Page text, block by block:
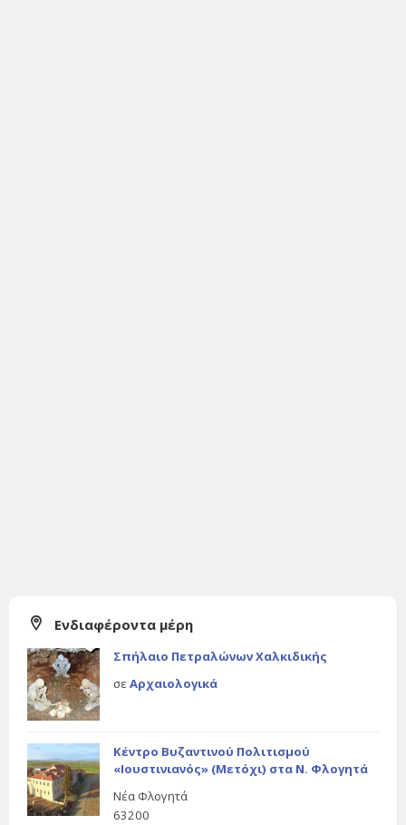
Ενδιαφέροντα μέρη
Σπήλαιο Πετραλώνων Χαλκιδικής
σε Αρχαιολογικά
Κέντρο Βυζαντινού Πολιτισμού
«Ιουστινιανός» (Μετόχι) στα Ν. Φλογητά
Νέα Φλογητά
63200